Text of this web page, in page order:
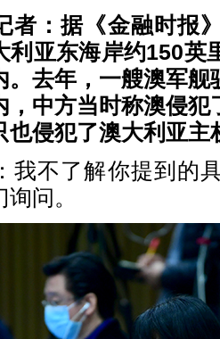
者：据《金融时报
利亚东海岸约150英
。去年，一艘澳军
，中方当时称澳侵
也侵犯了澳大利亚主
我不了解你提到的
问。